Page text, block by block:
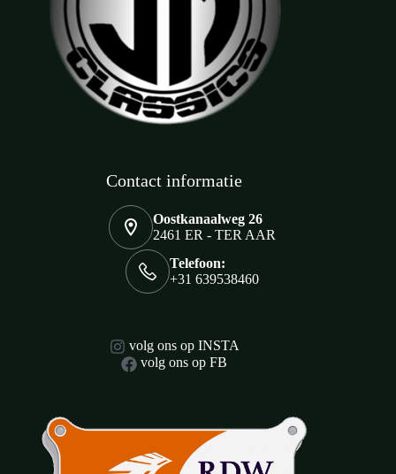
Contact informatie
Oostkanaalweg 26
2461 ER - TER AAR
Telefoon:
+31 639538460
volg ons op INSTA
volg ons op FB